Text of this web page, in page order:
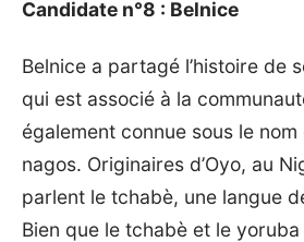
Candidate n°8 : Belnice
Belnice a partagé l’histoire de
qui est associé à la
également connue sous le
nagos. Originaires d’Oyo, au
parlent le tchabè, une langue
Bien que le tchabè et le